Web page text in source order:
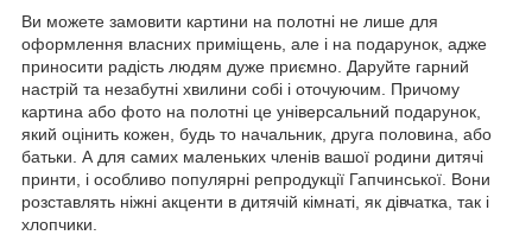
Ви можете замовити картини на полотні не лише для
оформлення власних приміщень, але і на подарунок, адже
приносити радість людям дуже приємно. Даруйте гарний
настрій та незабутні хвилини собі і оточуючим. Причому
картина або фото на полотні це універсальний подарунок,
який оцінить кожен, будь то начальник, друга половина, або
батьки. А для самих маленьких членів вашої родини дитячі
принти, і особливо популярні репродукції Гапчинської. Вони
розставлять ніжні акценти в дитячій кімнаті, як дівчатка, так і
хлопчики.